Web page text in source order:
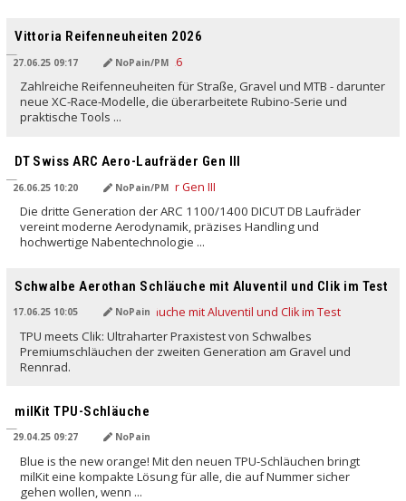
Vittoria Reifenneuheiten 2026
27.06.25 09:17 NoPain/PM
Zahlreiche Reifenneuheiten für Straße, Gravel und MTB - darunter
neue XC-Race-Modelle, die überarbeitete Rubino-Serie und
praktische Tools ...
DT Swiss ARC Aero-Laufräder Gen III
26.06.25 10:20 NoPain/PM
Die dritte Generation der ARC 1100/1400 DICUT DB Laufräder
vereint moderne Aerodynamik, präzises Handling und
hochwertige Nabentechnologie ...
Schwalbe Aerothan Schläuche mit Aluventil und Clik im Test
17.06.25 10:05 NoPain
TPU meets Clik: Ultraharter Praxistest von Schwalbes
Premiumschläuchen der zweiten Generation am Gravel und
Rennrad.
milKit TPU-Schläuche
29.04.25 09:27 NoPain
Blue is the new orange! Mit den neuen TPU-Schläuchen bringt
milKit eine kompakte Lösung für alle, die auf Nummer sicher
gehen wollen, wenn ...